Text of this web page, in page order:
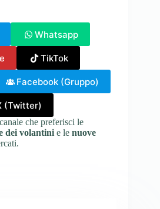
Whatsapp
TikTok
Facebook (Gruppo)
(Twitter)
che preferisci le
dei volantini e le nuove